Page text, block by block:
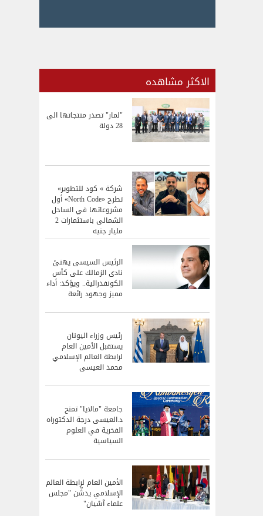
الاكثر مشاهده
"لمار" تصدر منتجاتها الى
28 دولة
شركة » كود للتطوير»
تطرح «North Code» أول
مشروعاتها في الساحل
الشمالى باستثمارات 2
مليار جنيه
الرئيس السيسى يهنئ
نادى الزمالك على كأس
الكونفدرالية.. ويؤكد: أداء
مميز وجهود رائعة
رئيس وزراء اليونان
يستقبل الأمين العام
لرابطة العالم الإسلامي
محمد العيسى
جامعة "مالايا" تمنح
د.العيسى درجة الدكتوراه
الفخرية في العلوم
السياسية
الأمين العام لرابطة العالم
الإسلامي يدشّن "مجلس
علماء آسْيان"